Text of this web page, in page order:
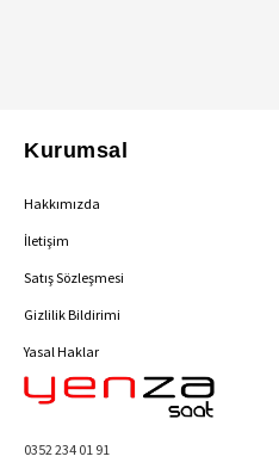
Kurumsal
Hakkımızda
İletişim
Satış Sözleşmesi
Gizlilik Bildirimi
Yasal Haklar
0352 234 01 91